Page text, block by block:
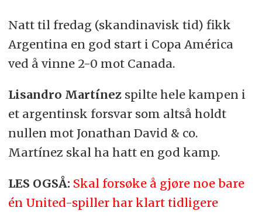
Natt til fredag (skandinavisk tid) fikk
Argentina en god start i Copa América
ved å vinne 2-0 mot Canada.
Lisandro Martínezspilte hele kampen i
et argentinsk forsvar som altså holdt
nullen mot Jonathan David & co.
Martínez skal ha hatt en god kamp.
LES OGSÅ: Skal forsøke å gjøre noe bare
én United-spiller har klart tidligere